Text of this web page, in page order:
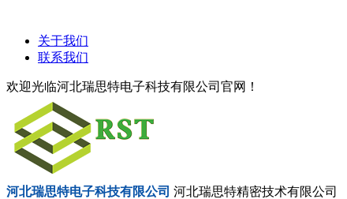
关于我们
联系我们
欢迎光临河北瑞思特电子科技有限公司官网！
河北瑞思特电子科技有限公司 河北瑞思特精密技术有限公司